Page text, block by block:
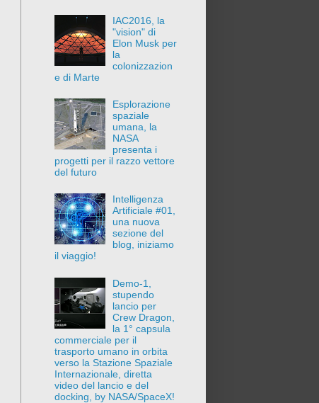
IAC2016, la
"vision" di
Elon Musk per
la
colonizzazion
e di Marte
Esplorazione
spaziale
umana, la
NASA
presenta i
progetti per il razzo vettore
del futuro
Intelligenza
Artificiale #01,
una nuova
sezione del
blog, iniziamo
il viaggio!
Demo-1,
stupendo
lancio per
Crew Dragon,
la 1° capsula
commerciale per il
trasporto umano in orbita
verso la Stazione Spaziale
Internazionale, diretta
video del lancio e del
docking, by NASA/SpaceX!